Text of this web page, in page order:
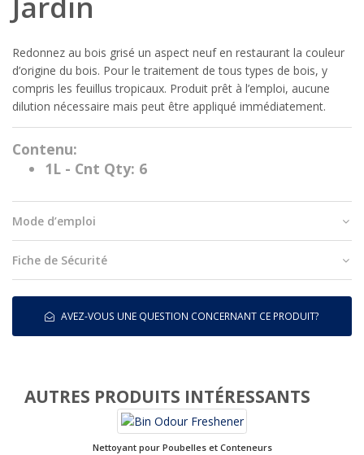
Redonnez au bois grisé un aspect neuf en restaurant la couleur
d’origine du bois. Pour le traitement de tous types de bois, y
compris les feuillus tropicaux. Produit prêt à l’emploi, aucune
dilution nécessaire mais peut être appliqué immédiatement.
Contenu:
1L - Cnt Qty: 6
Mode d’emploi
Fiche de Sécurité
AVEZ-VOUS UNE QUESTION CONCERNANT CE PRODUIT?
AUTRES PRODUITS INTÉRESSANTS
Nettoyant pour Poubelles et Conteneurs